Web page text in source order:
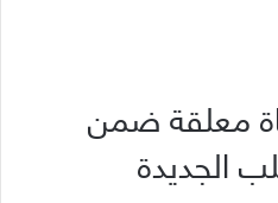
معلقة ضمن
الجديدة